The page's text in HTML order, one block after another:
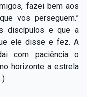
fazei bem aos
vos perseguem.”
discípulos e que a
ele disse e fez. A
com paciência o
horizonte a estrela